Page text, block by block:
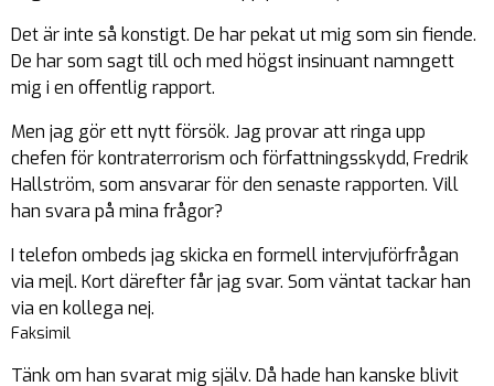
Det är inte så konstigt. De har pekat ut mig som sin fiende.
De har som sagt till och med högst insinuant namngett
mig i en offentlig rapport.
Men jag gör ett nytt försök. Jag provar att ringa upp
chefen för kontraterrorism och författningsskydd, Fredrik
Hallström, som ansvarar för den senaste rapporten. Vill
han svara på mina frågor?
I telefon ombeds jag skicka en formell intervjuförfrågan
via mejl. Kort därefter får jag svar. Som väntat tackar han
via en kollega nej.
Faksimil
Tänk om han svarat mig själv. Då hade han kanske blivit